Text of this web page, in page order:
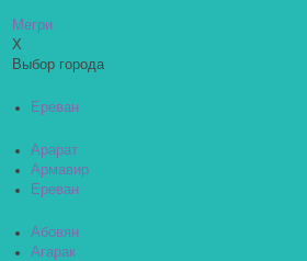
Мегри
X
Выбор города
Ереван
Арарат
Армавир
Ереван
Абовян
Агарак